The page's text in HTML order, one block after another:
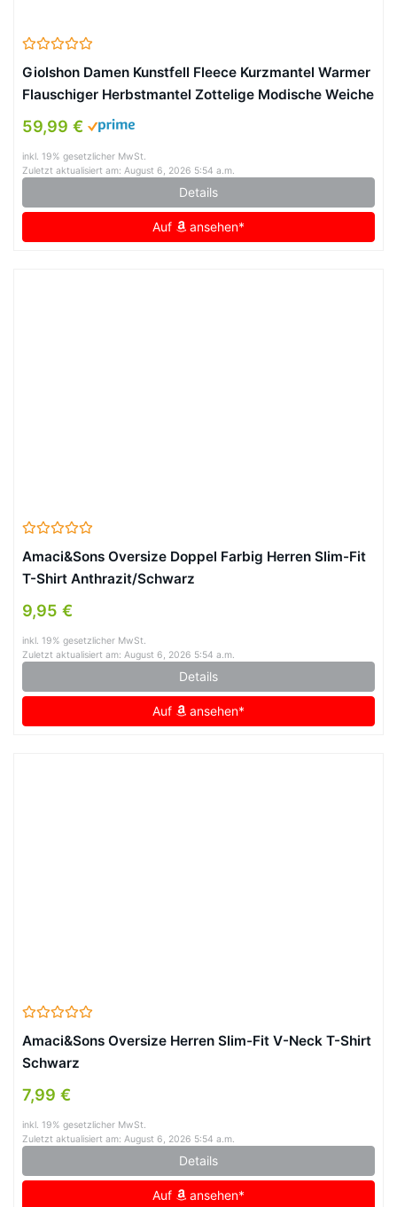
Giolshon Damen Kunstfell Fleece Kurzmantel Warmer
Flauschiger Herbstmantel Zottelige Modische Weiche
Oberbekleidung 3671 Schwarz L
59,99 €
inkl. 19% gesetzlicher MwSt.
Zuletzt aktualisiert am: August 6, 2026 5:54 a.m.
Details
Auf ansehen*
Amaci&Sons Oversize Doppel Farbig Herren Slim-Fit
T-Shirt Anthrazit/Schwarz
9,95 €
inkl. 19% gesetzlicher MwSt.
Zuletzt aktualisiert am: August 6, 2026 5:54 a.m.
Details
Auf ansehen*
Amaci&Sons Oversize Herren Slim-Fit V-Neck T-Shirt
Schwarz
7,99 €
inkl. 19% gesetzlicher MwSt.
Zuletzt aktualisiert am: August 6, 2026 5:54 a.m.
Details
Auf ansehen*